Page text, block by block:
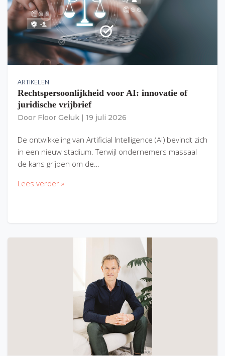
ARTIKELEN
Rechtspersoonlijkheid voor AI: innovatie of
juridische vrijbrief
Door Floor Geluk 19 juli 2026
De ontwikkeling van Artificial Intelligence (AI) bevindt zich
in een nieuw stadium. Terwijl ondernemers massaal
de kans grijpen om de…
Lees verder »